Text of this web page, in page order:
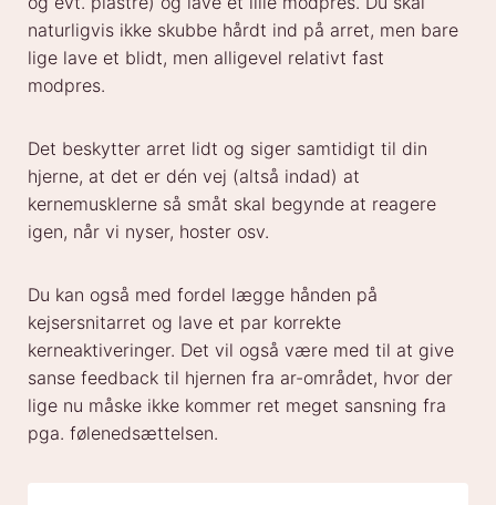
naturligvis ikke skubbe hårdt ind på arret, men bare
lige lave et blidt, men alligevel relativt fast
modpres.
Det beskytter arret lidt og siger samtidigt til din
hjerne, at det er dén vej (altså indad) at
kernemusklerne så småt skal begynde at reagere
igen, når vi nyser, hoster osv.
Du kan også med fordel lægge hånden på
kejsersnitarret og lave et par korrekte
kerneaktiveringer. Det vil også være med til at give
sanse feedback til hjernen fra ar-området, hvor der
lige nu måske ikke kommer ret meget sansning fra
pga. følenedsættelsen.